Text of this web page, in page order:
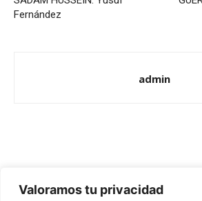
Valoramos tu privacidad
Fernández
admin
Redes Cristianas